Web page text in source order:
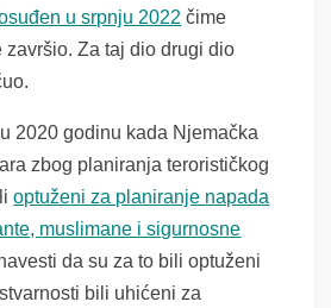
u srpnju 2022 čime
završio. Za taj dio drugi dio
2020 godinu kada Njemačka
zbog planiranja terorističkog
optuženi za planiranje napada
muslimane i sigurnosne
da su za to bili optuženi
bili uhićeni za